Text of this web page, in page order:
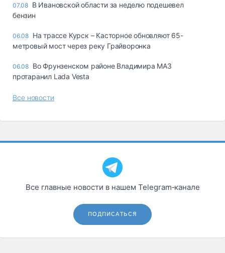
07.08 В Ивановской области за неделю подешевел
бензин
06.08 На трассе Курск – Касторное обновляют 65-
метровый мост через реку Грайворонка
06.08 Во Фрунзенском районе Владимира МАЗ
протаранил Lada Vesta
Все новости
Все главные новости в нашем Telegram‑канале
ПОДПИСАТЬСЯ